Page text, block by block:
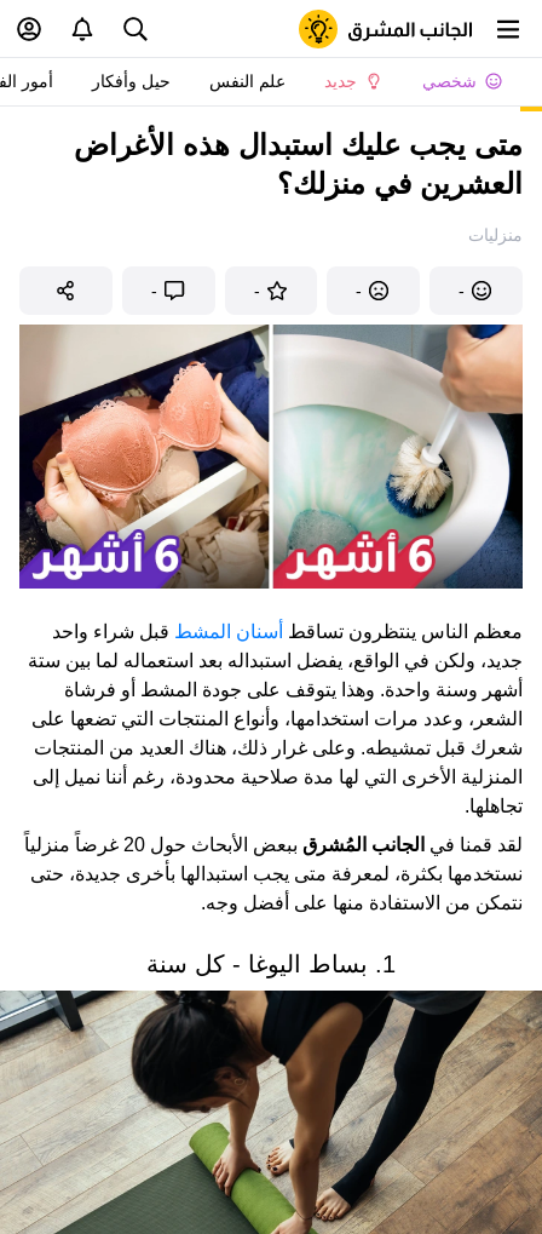
شخصي جديد علم النفس حيل وأفكار أمور
متى يجب عليك استبدال هذه الأغراض
العشرين في منزلك؟
منزليات
-
-
-
-
معظم الناس ينتظرون تساقط أسنان المشط قبل شراء واحد
جديد، ولكن في الواقع، يفضل استبداله بعد استعماله لما بين ستة
أشهر وسنة واحدة. وهذا يتوقف على جودة المشط أو فرشاة
الشعر، وعدد مرات استخدامها، وأنواع المنتجات التي تضعها على
شعرك قبل تمشيطه. وعلى غرار ذلك، هناك العديد من المنتجات
المنزلية الأخرى التي لها مدة صلاحية محدودة، رغم أننا نميل إلى
تجاهلها.
لقد قمنا في الجانب المُشرق
ببعض الأبحاث حول 20 غرضاً منزلياً
نستخدمها بكثرة، لمعرفة متى يجب استبدالها بأخرى جديدة، حتى
نتمكن من الاستفادة منها على أفضل وجه.
1. بساط اليوغا - كل سنة